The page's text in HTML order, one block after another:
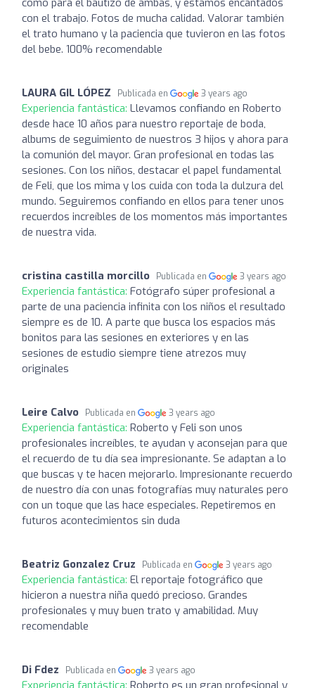
con el trabajo. Fotos de mucha calidad. Valorar también
el trato humano y la paciencia que tuvieron en las fotos
del bebe. 100% recomendable
LAURA GIL LÓPEZ Publicada en 3 years ago
Experiencia fantástica: Llevamos confiando en Roberto
desde hace 10 años para nuestro reportaje de boda,
albums de seguimiento de nuestros 3 hijos y ahora para
la comunión del mayor. Gran profesional en todas las
sesiones. Con los niños, destacar el papel fundamental
de Feli, que los mima y los cuida con toda la dulzura del
mundo. Seguiremos confiando en ellos para tener unos
recuerdos increíbles de los momentos más importantes
de nuestra vida.
cristina castilla morcillo Publicada en 3 years ago
Experiencia fantástica: Fotógrafo súper profesional a
parte de una paciencia infinita con los niños el resultado
siempre es de 10. A parte que busca los espacios más
bonitos para las sesiones en exteriores y en las
sesiones de estudio siempre tiene atrezos muy
originales
Leire Calvo Publicada en 3 years ago
Experiencia fantástica: Roberto y Feli son unos
profesionales increíbles, te ayudan y aconsejan para que
el recuerdo de tu día sea impresionante. Se adaptan a lo
que buscas y te hacen mejorarlo. Impresionante recuerdo
de nuestro día con unas fotografías muy naturales pero
con un toque que las hace especiales. Repetiremos en
futuros acontecimientos sin duda
Beatriz Gonzalez Cruz Publicada en 3 years ago
Experiencia fantástica: El reportaje fotográfico que
hicieron a nuestra niña quedó precioso. Grandes
profesionales y muy buen trato y amabilidad. Muy
recomendable
Di Fdez Publicada en 3 years ago
Experiencia fantástica: Roberto es un gran profesional y